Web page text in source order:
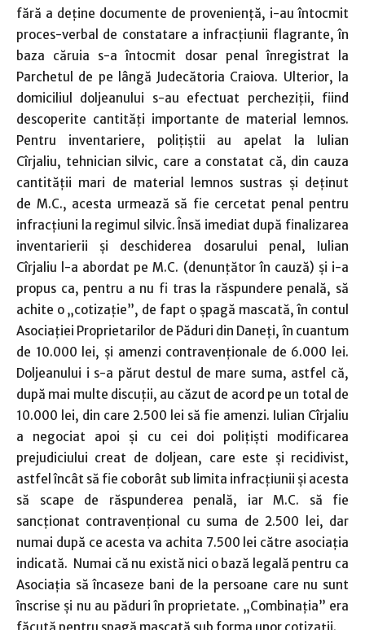
fără a deţine documente de provenienţă, i-au întocmit
proces-verbal de constatare a infracţiunii flagrante, în
baza căruia s-a întocmit dosar penal înregistrat la
Parchetul de pe lângă Judecătoria Craiova. Ulterior, la
domiciliul doljeanului s-au efectuat percheziţii, fiind
descoperite cantităţi importante de material lemnos.
Pentru inventariere, poliţiştii au apelat la Iulian
Cîrjaliu, tehnician silvic, care a constatat că, din cauza
cantităţii mari de material lemnos sustras şi deţinut
de M.C., acesta urmează să fie cercetat penal pentru
infracţiuni la regimul silvic. Însă imediat după finalizarea
inventarierii şi deschiderea dosarului penal, Iulian
Cîrjaliu l-a abordat pe M.C. (denunţător în cauză) şi i-a
propus ca, pentru a nu fi tras la răspundere penală, să
achite o „cotizaţie”, de fapt o şpagă mascată, în contul
Asociaţiei Proprietarilor de Păduri din Daneţi, în cuantum
de 10.000 lei, şi amenzi contravenţionale de 6.000 lei.
Doljeanului i s-a părut destul de mare suma, astfel că,
după mai multe discuţii, au căzut de acord pe un total de
10.000 lei, din care 2.500 lei să fie amenzi. Iulian Cîrjaliu
a negociat apoi şi cu cei doi poliţişti modificarea
prejudiciului creat de doljean, care este şi recidivist,
astfel încât să fie coborât sub limita infracţiunii şi acesta
să scape de răspunderea penală, iar M.C. să fie
sancţionat contravenţional cu suma de 2.500 lei, dar
numai după ce acesta va achita 7.500 lei către asociaţia
indicată. Numai că nu există nici o bază legală pentru ca
Asociaţia să încaseze bani de la persoane care nu sunt
înscrise şi nu au păduri în proprietate. „Combinaţia” era